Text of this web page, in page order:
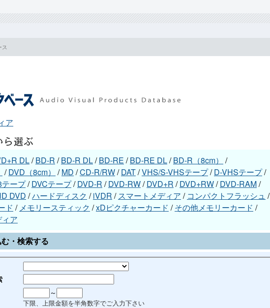
ア
DL/BD-R /BD-R DL/BD-RE /BD-RE DL/BD-R（8cm）
/
/DVD（8cm） /MD /CD-R/RW/DAT/VHS/S-VHSテープ/D-VHSテープ/
ープ/DVCテープ/DVD-R /DVD-RW/DVD+R /DVD+RW/DVD-RAM/
DVD /ハードディスク /iVDR /スマートメディア / コンパクトフラッシュ /
ド / メモリースティック /xDピクチャーカード /その他メモリーカード /
ア
・検索する
～
下限、上限金額を半角数字でご入力下さい